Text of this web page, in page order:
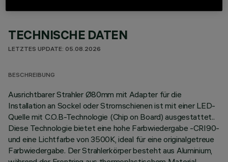
TECHNISCHE DATEN
LETZTES UPDATE: 05.08.2026
BESCHREIBUNG
Ausrichtbarer Strahler Ø80mm mit Adapter für die
Installation an Sockel oder Stromschienen ist mit einer LED-
Quelle mit C.O.B-Technologie (Chip on Board) ausgestattet..
Diese Technologie bietet eine hohe Farbwiedergabe -CRI90-
und eine Lichtfarbe von 3500K, ideal für eine originalgetreue
Farbwiedergabe. Der Strahlerkörper besteht aus Aluminium,